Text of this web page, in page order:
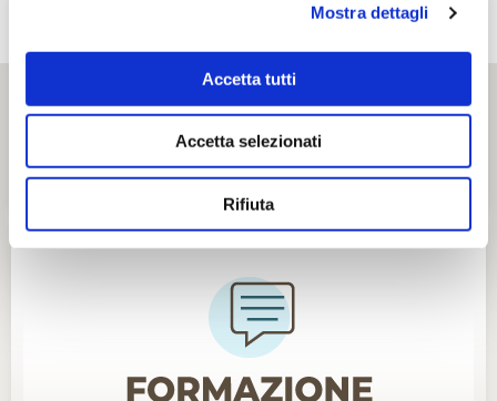
Mostra dettagli
Accetta tutti
Accetta selezionati
Rifiuta